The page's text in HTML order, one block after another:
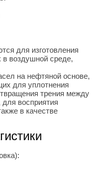
для изготовления
воздушной среде,
на нефтяной основе,
для уплотнения
трения между
восприятия
в качестве